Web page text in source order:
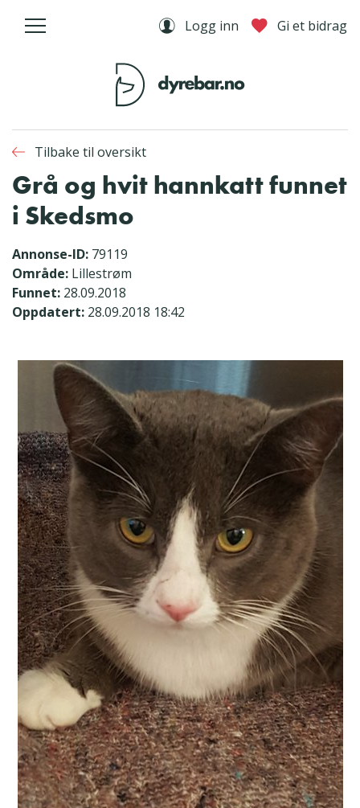
Logg inn Gi et bidrag
Tilbake til oversikt
Grå og hvit hannkatt funnet
i Skedsmo
Annonse-ID: 79119
Område: Lillestrøm
Funnet: 28.09.2018
Oppdatert: 28.09.2018 18:42